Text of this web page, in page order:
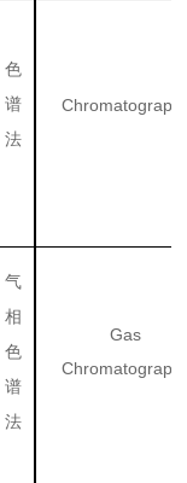
色
谱
法
气
相
色
谱
法
Gas